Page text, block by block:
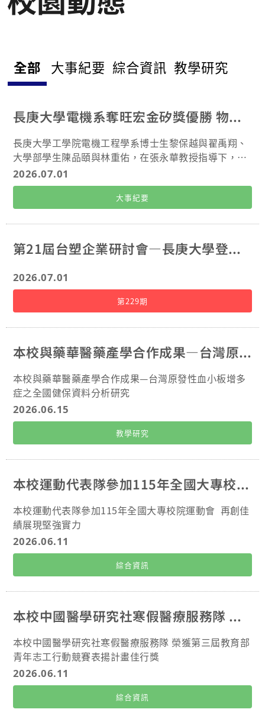
獲兩次國科會補助，勇奪2024醫學系研究競賽基礎組冠軍
於學術代表甄選奪冠，獲選為EAMSC 2024 臺灣代表赴新
加坡與會，展現出色的跨文化溝通能力。 服務偏鄉，領導
同時擔任TED × CGU活動長，與啦啦舞副召帶領團員奪
冠，校園向心力。 嚴謹自律，模範領袖：學業表現優異且
歷任多屆班級幹部，於系學會監事任內，以嚴謹態度審核
預算，是同儕眼中兼顧專業與公共服務的表率。 資訊工程
學系四年級 林宜臻 AI醫研，躍上國際：投身人工智慧與
智慧醫療領域，通過國科會大專生計畫並與長庚醫院合
作，研究成果成功發表於IEEE/ACM CHASE與ACM ICMHI
等國際會議，以資訊專長接軌全球科研。 全國競賽，勇奪
冠軍：融合AI與設計實務，榮獲亞洲生成式AI競賽總冠軍
及AI Junior Award銀獎，並獲教育部與國泰卓越計畫補
助，成功將學術研究轉化為創新方案。 跨域學習，學業卓
際教育科技證照；屢獲鴻海獎學鯨、資優培育等績優獎學
金肯定，展現跨領域學習力，為兼具學識與領導之典範。
科技公益，實踐關懷：長期投入教育部數位學伴及雲田獨
居長輩服務，運用資訊專業協助偏鄉教育，致力縮減城鄉
陳昀陞 創辦社團，帶動風氣：擔任健身社創社社長，推
同時創立商業管理研究社，邀請業界經理人蒞校指導，拓
展同學專業視野。 全國賽事，屢創佳績：代表長庚大學學
校榮獲2024全國大專菁英賽古典健美亞軍、大醫盃自由式
接力季軍，更於未來之星國手選拔賽摘銅，完美詮釋醫學
生文武兼備之卓越風貌。 學業頂尖，熱心公益：在學期間
務之典範。 電機工程學系四年級 王韻慈 全心投入，熱
不平等與社會議題，將關懷化為實際行動。 深耕社團，
落實關懷：連續三年參與春暉社服務，曾任寒假服務隊副
召，並於康復之家帶領復健活動，以溫暖的陪伴回饋社
會。 學以致用，專業實踐：榮獲校外實習成果競賽第三
名及專題佳作；於教育基金會擔任軟體開發實習生期間，
位化轉型。 統籌領導，凝聚班級：連續四年擔任班級代
表，主動規劃「師生心聯繫」活動，展現極高的責任感與
卓越的組織統籌能力。 醫務管理學系四年級 賀辭軒 跨
國志工，團隊領導：在學期間積極參與國內外志工隊，負
責營隊規劃與教學；透過馬來西亞國際服務與返鄉服務，
深耕跨文化協作，展現主動關懷社會的熱忱。 醫管雙修，
專業深耕：獲榮譽學程銀質獎並雙主修護理系，積極參與
臺大公衛年會，深度整合醫療與管理專業，具備優異的學
術表現與洞察力。 大型主持，靈活應變：連年擔任校運會
全部 大事紀要 綜合資訊 教學研究
長庚大學電機系奪旺宏金矽獎優勝 物理AI避震系統獲肯定
長庚大學工學院電機工程學系博士生黎保越與翟禹翔、
大學部學生陳品頤與林重佑，在張永華教授指導下，憑
藉智慧避震系統參加第26屆「旺宏金矽獎」，在全國27
4支隊伍中脫穎而出，是唯一私校獲獎團隊，與台大、
清華、陽明交大等頂尖大學並列應用組「優勝獎」，團
隊成員皆感到振奮與欣喜。 團隊表示，獲獎作品為「結
合物理AI與路面感知之智慧避震系統設計與開發」，聚
焦於智慧交通系統對微型移動平台的震動控制需求。旨
在開發一套智慧半主動懸吊系統，使自行車能即時適應
不同路況，從而提升避震效果與乘坐舒適度。該研究目
前已完成實作與實驗驗證，除了證實該方法的有效性，
也展現未來於機車及汽車上的應用潛力。 「旺宏金矽獎
－半導體設計與應用大賽」是由旺宏電子及旺宏教育基
金會主辦，歷年皆吸引國內頂尖大專院校相關科系投
論，最終評選出設計組與應用組各8支優勝隊伍。長庚
國立頂尖大學同獲殊榮。 團隊指出，此系統的核心技術
在於導入「物理資訊神經網路」（Physics-Informed N
eural Networks, PINN）模型，整合環境感知與智慧控
制流程，利用安裝於車輛前方的深度感測相機，即時重
建道路剖面，提前辨識即將到來的路面異常。研究整合
踐。 張永華教授表示，團隊核心成員黎保越（Le Bao V
cience and Technology）的博士生，畢業於車輛工程
學系，擁有電動車動力學與機電控制的深厚基礎，與長
庚大學智慧型控制實驗室近年投入的PINN研究方向高度
契合，雙方因此得以在短時間內完成技術整合。此次獲
獎充分體現了跨專長領域整合的重要性，不同專業背景
ent AI）與全自主決策（Autonomous Decision），進
一步建構具備感知、推理、決策與自主互動能力的Physi
cal AI智慧系統，並朝向智慧車輛、機器人與自主移動
平台等應用領域發展。 長庚大學電機系學生團隊成員
黎保越、翟禹翔、陳品頤、林重佑(由右至左)合影 長
庚大學電機系張永華教授(圖左)與越南籍博士生黎保越
運作示意圖 長庚大學學生團隊開發智慧避震系統作品
2026.07.01
大事紀要
第21屆台塑企業研討會—長庚大學登場 聚焦AI與數位轉型
2026.07.01
第229期
本校與藥華醫藥產學合作成果—台灣原發性血小板增多症之全國健保資料分析研究
本校與藥華醫藥產學合作成果—台灣原發性血小板增多
症之全國健保資料分析研究
2026.06.15
教學研究
本校運動代表隊參加115年全國大專校院運動會 再創佳績展現堅強實力
本校運動代表隊參加115年全國大專校院運動會 再創佳
績展現堅強實力
2026.06.11
綜合資訊
本校中國醫學研究社寒假醫療服務隊 榮獲第三屆教育部青年志工行動競賽表揚計畫佳行獎
本校中國醫學研究社寒假醫療服務隊 榮獲第三屆教育部
青年志工行動競賽表揚計畫佳行獎
2026.06.11
綜合資訊